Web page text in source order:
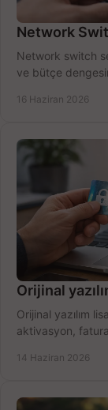
Network
Network switch
ve bütçe
16 Haziran 2026
Orijinal
Orijinal yazılım
aktivasyon,
14 Haziran 2026